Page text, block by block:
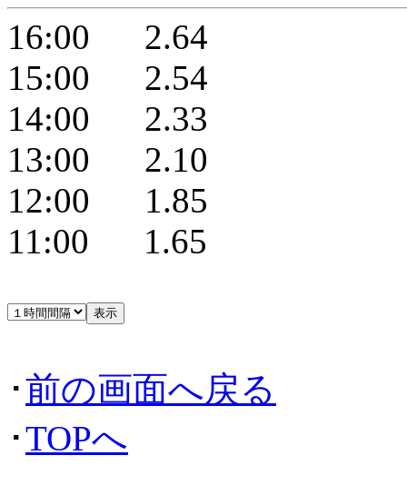
16:00 2.64
15:00 2.54
14:00 2.33
13:00 2.10
12:00 1.85
11:00 1.65
･前の画面へ戻る
･TOPへ